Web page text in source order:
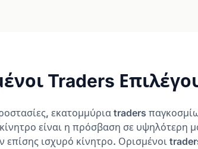
Traders
εκατομμύρια traders
είναι η πρόσβαση σε υψηλότερη
ισχυρό κίνητρο. Ορισμένοι